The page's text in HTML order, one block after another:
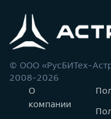
© ООО «РусБИТех-
2008-2026
О
компании